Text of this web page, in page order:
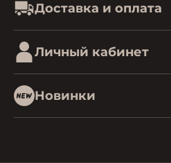
Доставка и оплата
Личный кабинет
Новинки